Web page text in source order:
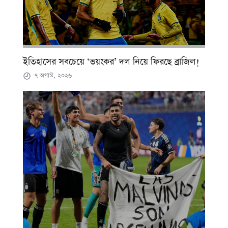
ইতিহাসের সবচেয়ে ‘ভয়ংকর’ দল নিয়ে ফিরছে ব্রাজিল!
৭ অগাস্ট, ২০২৬